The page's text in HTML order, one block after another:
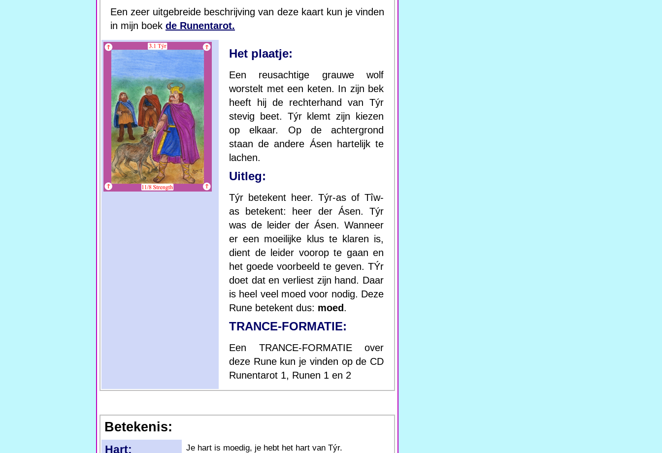
Een zeer uitgebreide beschrijving van deze kaart kun je vinden
in mijn boek de Runentarot.
Het plaatje:
Een reusachtige grauwe wolf
worstelt met een keten. In zijn bek
heeft hij de rechterhand van Týr
stevig beet. Týr klemt zijn kiezen
op elkaar. Op de achtergrond
staan de andere Ásen hartelijk te
lachen.
Uitleg:
Týr betekent heer. Týr-as of Tîw-
as betekent: heer der Ásen. Týr
was de leider der Ásen. Wanneer
er een moeilijke klus te klaren is,
dient de leider voorop te gaan en
het goede voorbeeld te geven. TÝr
doet dat en verliest zijn hand. Daar
is heel veel moed voor nodig. Deze
Rune betekent dus: moed.
TRANCE-FORMATIE:
Een TRANCE-FORMATIE over
deze Rune kun je vinden op de CD
Runentarot 1, Runen 1 en 2
Betekenis:
Hart: Je hart is moedig, je hebt het hart van Týr.